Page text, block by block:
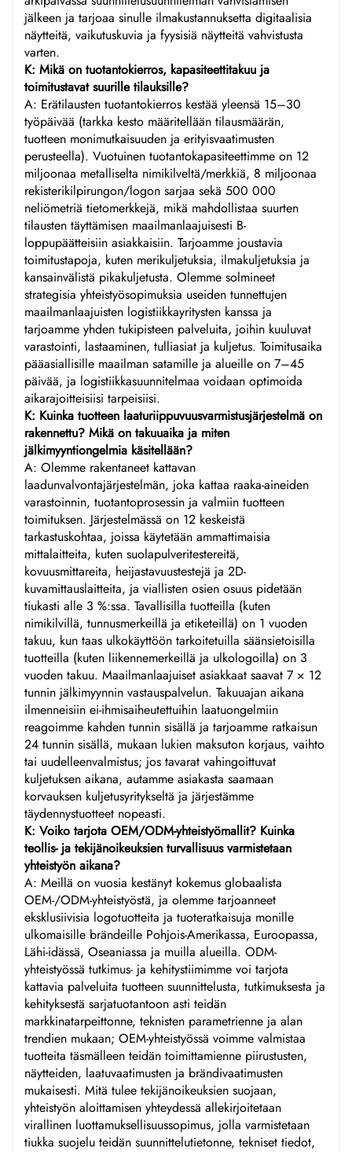
jälkeen ja tarjoaa sinulle ilmakustannuksetta digitaalisia
näytteitä, vaikutuskuvia ja fyysisiä näytteitä vahvistusta
varten.
K: Mikä on tuotantokierros, kapasiteettitakuu ja
toimitustavat suurille tilauksille?
A: Erätilausten tuotantokierros kestää yleensä 15–30
työpäivää (tarkka kesto määritellään tilausmäärän,
tuotteen monimutkaisuuden ja erityisvaatimusten
perusteella). Vuotuinen tuotantokapasiteettimme on 12
miljoonaa metalliselta nimikilveltä/merkkiä, 8 miljoonaa
rekisterikilpirungon/logon sarjaa sekä 500 000
neliömetriä tietomerkkejä, mikä mahdollistaa suurten
tilausten täyttämisen maailmanlaajuisesti B-
loppupäätteisiin asiakkaisiin. Tarjoamme joustavia
toimitustapoja, kuten merikuljetuksia, ilmakuljetuksia ja
kansainvälistä pikakuljetusta. Olemme solmineet
strategisia yhteistyösopimuksia useiden tunnettujen
maailmanlaajuisten logistiikkayritysten kanssa ja
tarjoamme yhden tukipisteen palveluita, joihin kuuluvat
varastointi, lastaaminen, tulliasiat ja kuljetus. Toimitusaika
pääasiallisille maailman satamille ja alueille on 7–45
päivää, ja logistiikkasuunnitelmaa voidaan optimoida
aikarajoitteisiisi tarpeisiisi.
K: Kuinka tuotteen laaturiippuvuusvarmistusjärjestelmä on
rakennettu? Mikä on takuuaika ja miten
jälkimyyntiongelmia käsitellään?
A: Olemme rakentaneet kattavan
laadunvalvontajärjestelmän, joka kattaa raaka-aineiden
varastoinnin, tuotantoprosessin ja valmiin tuotteen
toimituksen. Järjestelmässä on 12 keskeistä
tarkastuskohtaa, joissa käytetään ammattimaisia
mittalaitteita, kuten suolapulveritestereitä,
kovuusmittareita, heijastavuustestejä ja 2D-
kuvamittauslaitteita, ja viallisten osien osuus pidetään
tiukasti alle 3 %:ssa. Tavallisilla tuotteilla (kuten
nimikilvillä, tunnusmerkeillä ja etiketeillä) on 1 vuoden
takuu, kun taas ulkokäyttöön tarkoitetuilla säänsietoisilla
tuotteilla (kuten liikennemerkeillä ja ulkologoilla) on 3
vuoden takuu. Maailmanlaajuiset asiakkaat saavat 7 × 12
tunnin jälkimyynnin vastauspalvelun. Takuuajan aikana
ilmenneisiin ei-ihmisaiheutettuihin laatuongelmiin
reagoimme kahden tunnin sisällä ja tarjoamme ratkaisun
24 tunnin sisällä, mukaan lukien maksuton korjaus, vaihto
tai uudelleenvalmistus; jos tavarat vahingoittuvat
kuljetuksen aikana, autamme asiakasta saamaan
korvauksen kuljetusyritykseltä ja järjestämme
täydennystuotteet nopeasti.
K: Voiko tarjota OEM/ODM-yhteistyömallit? Kuinka
teollis- ja tekijänoikeuksien turvallisuus varmistetaan
yhteistyön aikana?
A: Meillä on vuosia kestänyt kokemus globaalista
OEM-/ODM-yhteistyöstä, ja olemme tarjoanneet
eksklusiivisia logotuotteita ja tuoteratkaisuja monille
ulkomaisille brändeille Pohjois-Amerikassa, Euroopassa,
Lähi-idässä, Oseaniassa ja muilla alueilla. ODM-
yhteistyössä tutkimus- ja kehitystiimimme voi tarjota
kattavia palveluita tuotteen suunnittelusta, tutkimuksesta ja
kehityksestä sarjatuotantoon asti teidän
markkinatarpeittonne, teknisten parametrienne ja alan
trendien mukaan; OEM-yhteistyössä voimme valmistaa
tuotteita täsmälleen teidän toimittamienne piirustusten,
näytteiden, laatuvaatimusten ja brändivaatimusten
mukaisesti. Mitä tulee tekijänoikeuksien suojaan,
yhteistyön aloittamisen yhteydessä allekirjoitetaan
virallinen luottamuksellisuussopimus, jolla varmistetaan
tiukka suojelu teidän suunnittelutietonne, tekniset tiedot,